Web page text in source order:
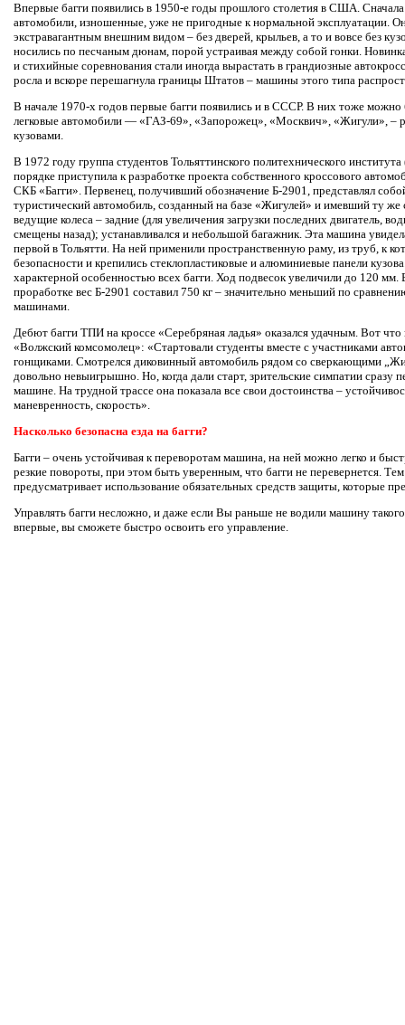
Впервые багги появились в 1950-е годы прошлого столетия в США.
автомобили, изношенные, уже не пригодные к нормальной эксплуатации.
экстравагантным внешним видом – без дверей, крыльев, а то и вовсе без
носились по песчаным дюнам, порой устраивая между собой гонки.
и стихийные соревнования стали иногда вырастать в грандиозные
росла и вскоре перешагнула границы Штатов – машины этого типа
В начале 1970-х годов первые багги появились и в СССР. В них тоже
легковые автомобили — «ГАЗ-69», «Запорожец», «Москвич», «Жигули», –
кузовами.
В 1972 году группа студентов Тольяттинского политехнического
порядке приступила к разработке проекта собственного кроссового
СКБ «Багги». Первенец, получивший обозначение Б-2901, представлял
туристический автомобиль, созданный на базе «Жигулей» и имевший ту же
ведущие колеса – задние (для увеличения загрузки последних двигатель,
смещены назад); устанавливался и небольшой багажник. Эта машина
первой в Тольятти. На ней применили пространственную раму, из труб, к
безопасности и крепились стеклопластиковые и алюминиевые панели
характерной особенностью всех багги. Ход подвесок увеличили до 120 мм.
проработке вес Б-2901 составил 750 кг – значительно меньший по
машинами.
Дебют багги ТПИ на кроссе «Серебряная ладья» оказался удачным. Вот что
«Волжский комсомолец»: «Стартовали студенты вместе с участниками
гонщиками. Смотрелся диковинный автомобиль рядом со сверкающими
довольно невыигрышно. Но, когда дали старт, зрительские симпатии сразу
машине. На трудной трассе она показала все свои достоинства –
маневренность, скорость».
Насколько безопасна езда на багги?
Багги – очень устойчивая к переворотам машина, на ней можно легко и
резкие повороты, при этом быть уверенным, что багги не перевернется.
предусматривает использование обязательных средств защиты, которые
Управлять багги несложно, и даже если Вы раньше не водили машину такого
впервые, вы сможете быстро освоить его управление.